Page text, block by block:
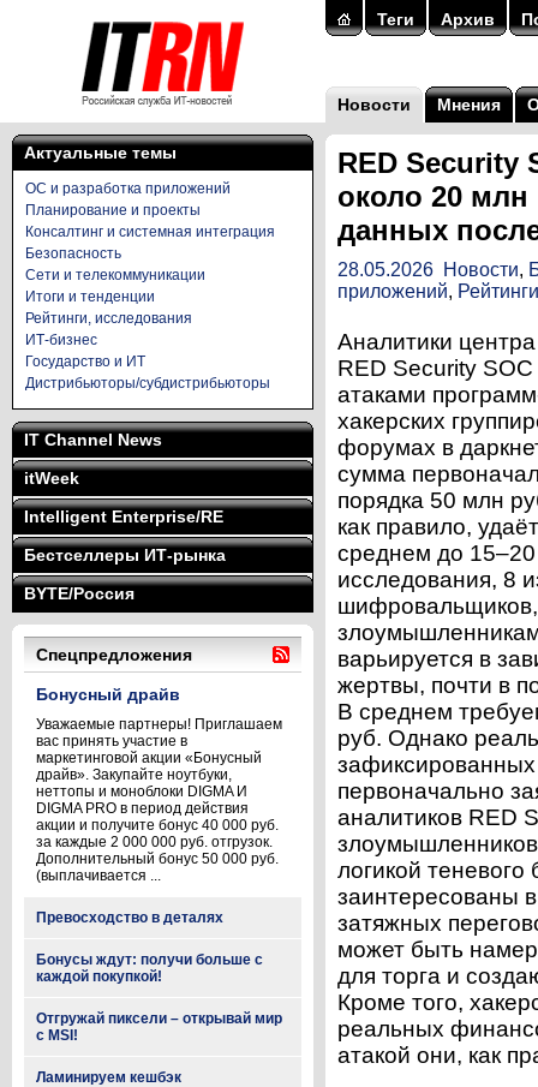
Теги Архив
Новости Мнения
Актуальные темы
ОС и разработка приложений
Планирование и проекты
Консалтинг и системная интеграция
Безопасность
Сети и телекоммуникации
Итоги и тенденции
Рейтинги, исследования
ИТ-бизнес
Государство и ИТ
Дистрибьюторы/субдистрибьюторы
IT Channel News
itWeek
Intelligent Enterprise/RE
Бестселлеры ИТ-рынка
BYTE/Россия
Спецпредложения
Бонусный драйв
Уважаемые партнеры! Приглашаем
вас принять участие в
маркетинговой акции «Бонусный
драйв». Закупайте ноутбуки,
неттопы и моноблоки DIGMA И
DIGMA PRO в период действия
акции и получите бонус 40 000 руб.
за каждые 2 000 000 руб. отгрузок.
Дополнительный бонус 50 000 руб.
(выплачивается ...
Превосходство в деталях
Бонусы ждут: получи больше с
каждой покупкой!
Отгружай пиксели – открывай мир
с MSI!
Ламинируем кешбэк
RED Security
около 20 млн
данных
28.05.2026 Новости,
приложений,
Аналитики
RED Security
атаками
хакерских
форумах в
сумма
порядка 50 млн
как правило,
среднем до
исследования, 8
шифровальщиков,
варьируется в
жертвы, почти в
В среднем
руб. Однако
первоначально
аналитиков RED
логикой
заинтересованы
затяжных
может быть
для торга и
Кроме того,
реальных
атакой они, как